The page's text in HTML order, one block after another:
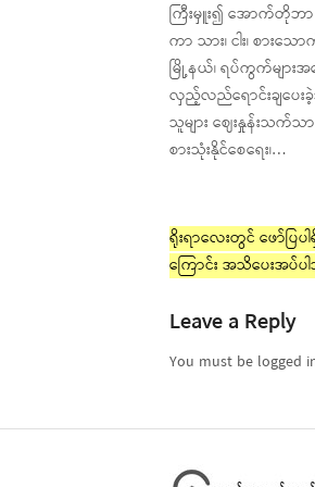
ကြီးမှူး၍ အောက်တိုဘ
ကာ သား၊ ငါး၊ စားသ
မြို့နယ်၊ ရပ်ကွက်များ
လှည့်လည်ရောင်းချပေး
သူများ ဈေးနှုန်းသက်သ
စားသုံးနိုင်စေရေး၊…
ရိုးရာလေးတွင် ဖော်ပြပ
ကြောင်း အသိပေးအပ်
Leave a Reply
You must be logged